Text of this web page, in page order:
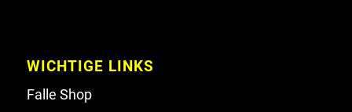
WICHTIGE LINKS
Falle Shop